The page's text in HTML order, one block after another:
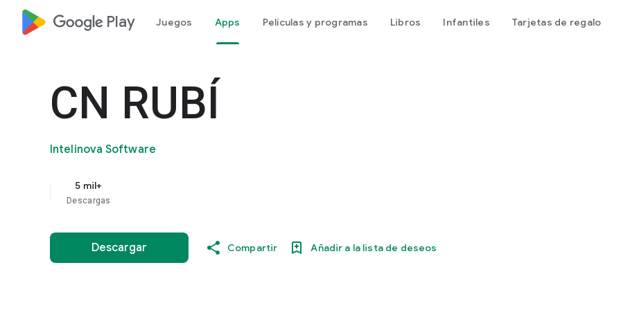
google_logo Play Juegos Apps Películas y programas Libros Infantiles Tarjetas de regalo
CN RUBÍ
Intelinova Software
5 mil+
Descargas
Descargar Compartir Añadir a la lista de deseos